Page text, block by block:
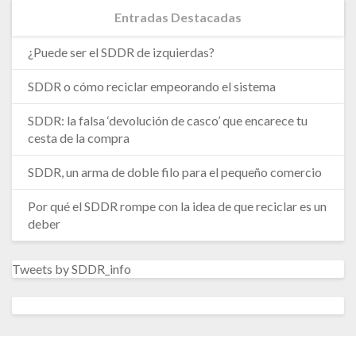
Entradas Destacadas
¿Puede ser el SDDR de izquierdas?
SDDR o cómo reciclar empeorando el sistema
SDDR: la falsa ‘devolución de casco’ que encarece tu
cesta de la compra
SDDR, un arma de doble filo para el pequeño comercio
Por qué el SDDR rompe con la idea de que reciclar es un
deber
Tweets by SDDR_info